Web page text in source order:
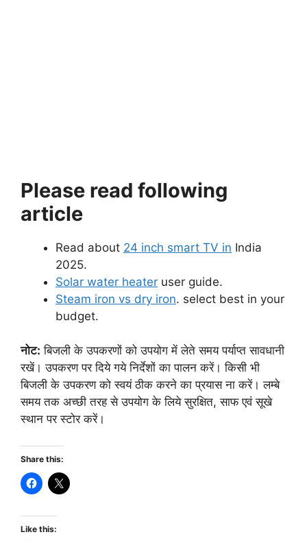
Please read following
article
Read about 24 inch smart TV in India
2025.
Solar water heater user guide.
Steam iron vs dry iron. select best in your
budget.
नोट: बिजली के उपकरणों को उपयोग में लेते समय पर्याप्त सावधानी
रखें। उपकरण पर दिये गये निर्देशों का पालन करें। किसी भी
बिजली के उपकरण को स्वयं ठीक करने का प्रयास ना करें। लम्बे
समय तक अच्छी तरह से उपयोग के लिये सुरक्षित, साफ एवं सूखे
स्थान पर स्टोर करें।
Share this:
Like this: